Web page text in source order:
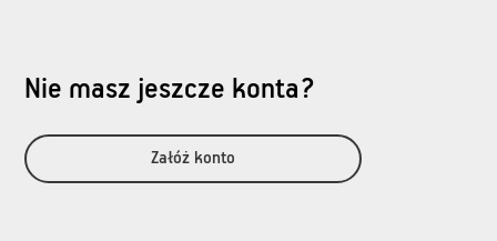
Nie masz jeszcze konta?
Załóż konto